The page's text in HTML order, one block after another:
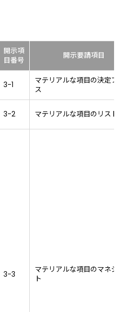
開示項
目番号 開示要請項目
3-1
マテリアルな項目の決定プ
ス
3-2 マテリアルな項目のリスト
3-3
マテリアルな項目のマネジ
ト